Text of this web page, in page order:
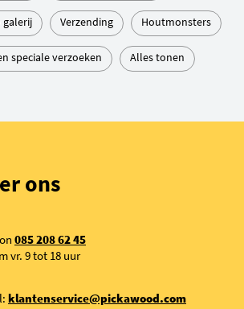
galerij Verzending Houtmonsters
speciale verzoeken Alles tonen
ons
085 208 62 45
vr. 9 tot 18 uur
klantenservice@pickawood.com